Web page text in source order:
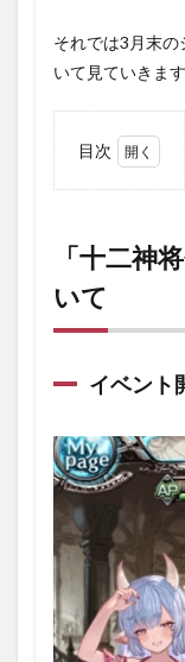
それでは3月末
いて見ていきます
目次
将会
議」
の内
容や
報酬
いて
イベ
ント
開催
1.2
イベ
ント
報酬
「十二神
いて
イベント